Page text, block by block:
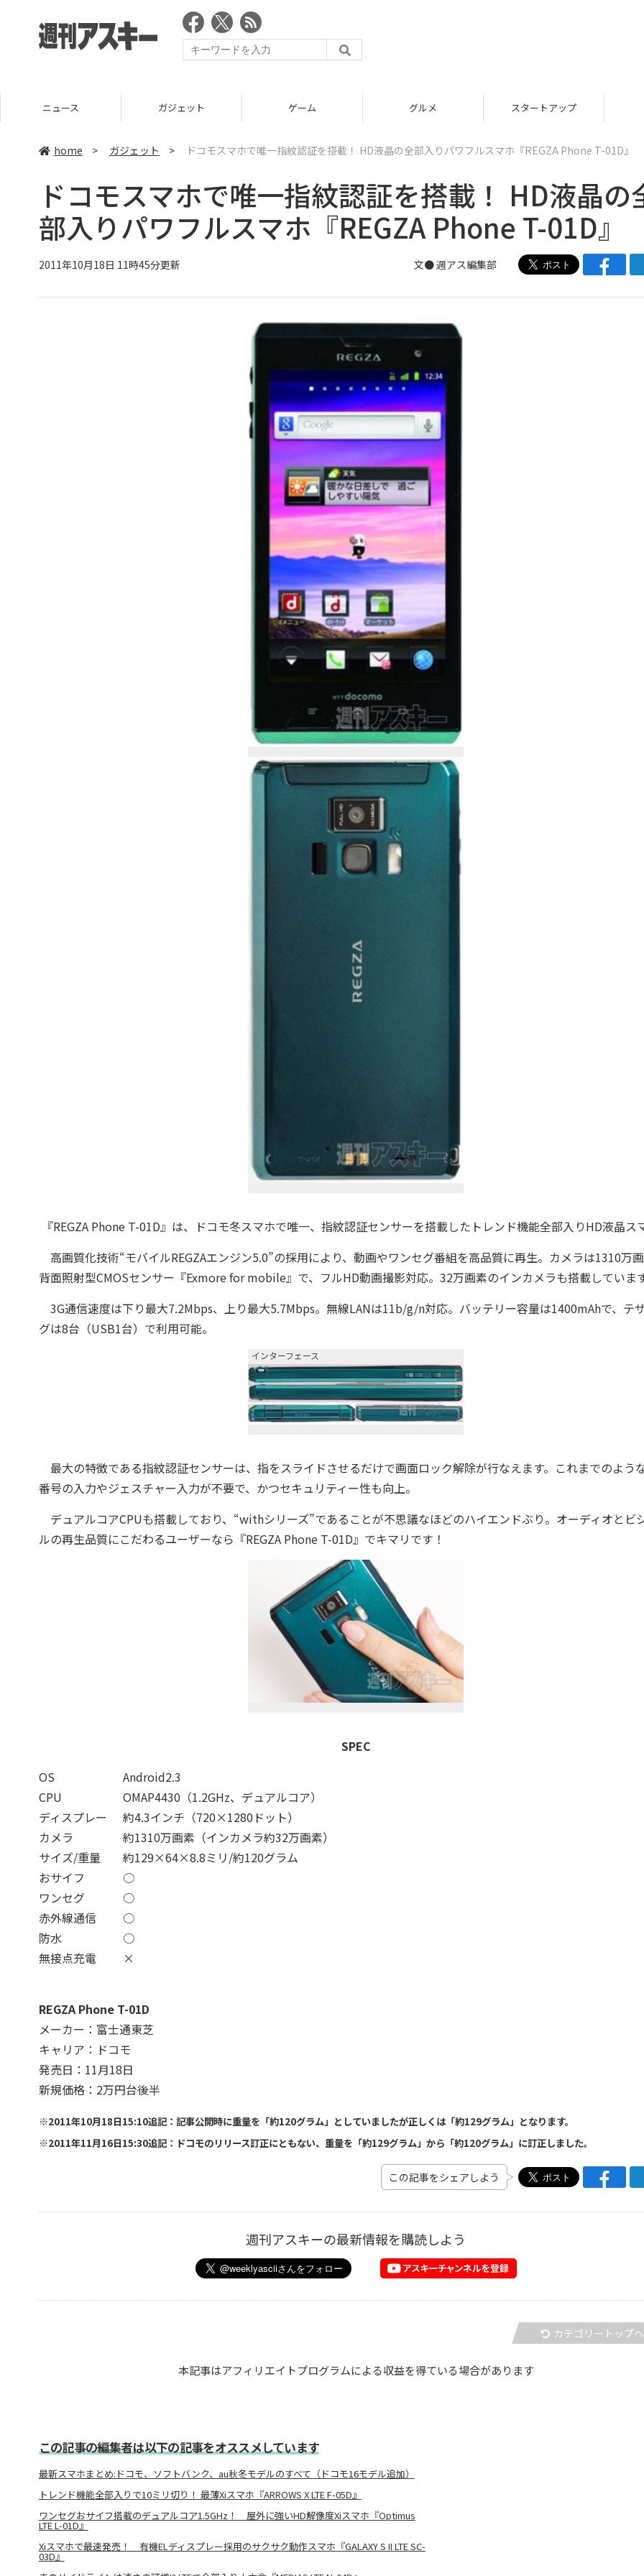
ニュース ガジェット ゲーム グルメ スタートアップ
home > ガジェット > ドコモスマホで唯一指紋認証を搭載！ HD液晶の全部入りパワフルスマホ『REGZA Phone T-01D』
ドコモスマホで唯一指紋認証を搭載！ HD液晶の
部入りパワフルスマホ『REGZA Phone T-01D』
2011年10月18日 11時45分更新 文●週アス編集部
『REGZA Phone T-01D』は、ドコモ冬スマホで唯一、指紋認証センサーを搭載したトレンド機能全部入りHD液晶ス
高画質化技術“モバイルREGZAエンジン5.0”の採用により、動画やワンセグ番組を高品質に再生。カメラは1310万
背面照射型CMOSセンサー『Exmore for mobile』で、フルHD動画撮影対応。32万画素のインカメラも搭載しています
3G通信速度は下り最大7.2Mbps、上り最大5.7Mbps。無線LANは11b/g/n対応。バッテリー容量は1400mAhで、テ
グは8台（USB1台）で利用可能。
インターフェース
最大の特徴である指紋認証センサーは、指をスライドさせるだけで画面ロック解除が行なえます。これまでのよう
番号の入力やジェスチャー入力が不要で、かつセキュリティー性も向上。
デュアルコアCPUも搭載しており、“withシリーズ”であることが不思議なほどのハイエンドぶり。オーディオとビ
ルの再生品質にこだわるユーザーなら『REGZA Phone T-01D』でキマリです！
SPEC
OS
Android2.3
CPU
OMAP4430（1.2GHz、デュアルコア）
ディスプレー
約4.3インチ（720×1280ドット）
カメラ
約1310万画素（インカメラ約32万画素）
サイズ/重量
約129×64×8.8ミリ/約120グラム
おサイフ
○
ワンセグ
○
赤外線通信
○
防水
○
無接点充電
×
REGZA Phone T-01D
メーカー：富士通東芝
キャリア：ドコモ
発売日：11月18日
新規価格：2万円台後半
※2011年10月18日15:10追記：記事公開時に重量を「約120グラム」としていましたが正しくは「約129グラム」となります。
※2011年11月16日15:30追記：ドコモのリリース訂正にともない、重量を「約129グラム」から「約120グラム」に訂正しました。
この記事をシェアしよう
週刊アスキーの最新情報を購読しよう
カテゴリートップへ
本記事はアフィリエイトプログラムによる収益を得ている場合があります
この記事の編集者は以下の記事をオススメしています
最新スマホまとめ:ドコモ、ソフトバンク、au秋冬モデルのすべて（ドコモ16モデル追加）
トレンド機能全部入りで10ミリ切り！ 最薄Xiスマホ『ARROWS X LTE F-05D』
ワンセグおサイフ搭載のデュアルコア1.5GHz！ 屋外に強いHD解像度Xiスマホ『Optimus
LTE L-01D』
Xiスマホで最速発売！ 有機ELディスプレー採用のサクサク動作スマホ『GALAXY S II LTE SC-
03D』